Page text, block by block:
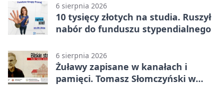
6 sierpnia 2026
10 tysięcy złotych na studia. Ruszył
nabór do funduszu stypendialnego
6 sierpnia 2026
Żuławy zapisane w kanałach i
pamięci. Tomasz Słomczyński w